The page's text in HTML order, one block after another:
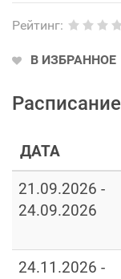
Рейтинг:
В ИЗБРАННОЕ
Расписание
ДАТА
21.09.2026 -
24.09.2026
24.11.2026 -